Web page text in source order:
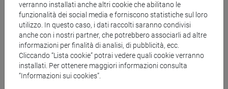
Corsi di studio e percorsi
[FM2] SCIENZE DELL'ANTICHITÀ:
LETTERATURE, STORIA E ARCHEOLOGIA -
Laurea magistrale (DM270)
archeologia/filologia, letterature e storia
dell'antichità
verranno installati anche altri cookie che abilitano le
funzionalità dei social media e forniscono statistiche sul loro
utilizzo. In questo caso, i dati raccolti saranno condivisi
anche con i nostri partner, che potrebbero associarli ad altre
informazioni per finalità di analisi, di pubblicità, ecc.
Cliccando “Lista cookie” potrai vedere quali cookie verranno
installati. Per ottenere maggiori informazioni consulta
“Informazioni sui cookies”.